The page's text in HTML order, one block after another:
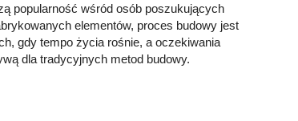
popularność wśród osób poszukujących
elementów, proces budowy jest
gdy tempo życia rośnie, a oczekiwania
dla tradycyjnych metod budowy.